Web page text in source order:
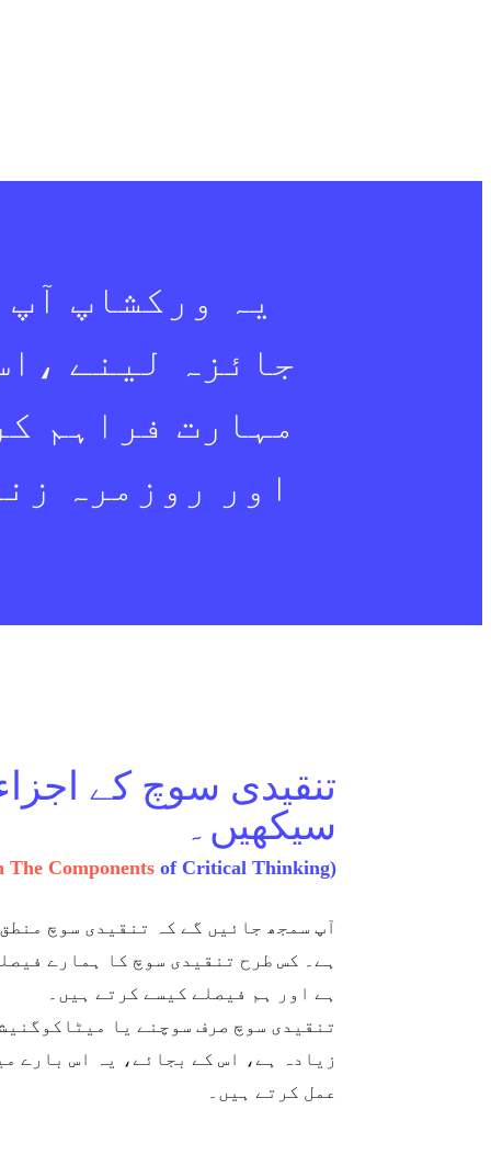
یہ ورکشاپ
جائزہ لینے
مہارت فراہم
اور روزمرہ
تنقیدی سوچ کے
سیکھیں۔
The Componentsof Critical Thinking)
آپ سمجھ جائیں گے کہ تنقیدی سوچ
ہے۔ کس طرح تنقیدی سوچ کا ہمارے
ہے اور ہم فیصلے کیسے کرتے ہیں۔
تنقیدی سوچ صرف سوچنے یا
زیادہ ہے، اس کے بجائے، یہ اس بارے
عمل کرتے ہیں۔